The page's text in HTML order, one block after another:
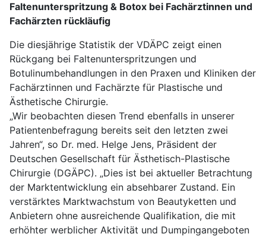
Faltenunterspritzung & Botox bei Fachärztinnen und
Fachärzten rückläufig
Die diesjährige Statistik der VDÄPC zeigt einen
Rückgang bei Faltenunterspritzungen und
Botulinumbehandlungen in den Praxen und Kliniken der
Fachärztinnen und Fachärzte für Plastische und
Ästhetische Chirurgie.
„Wir beobachten diesen Trend ebenfalls in unserer
Patientenbefragung bereits seit den letzten zwei
Jahren“, so Dr. med. Helge Jens, Präsident der
Deutschen Gesellschaft für Ästhetisch-Plastische
Chirurgie (DGÄPC). „Dies ist bei aktueller Betrachtung
der Marktentwicklung ein absehbarer Zustand. Ein
verstärktes Marktwachstum von Beautyketten und
Anbietern ohne ausreichende Qualifikation, die mit
erhöhter werblicher Aktivität und Dumpingangeboten